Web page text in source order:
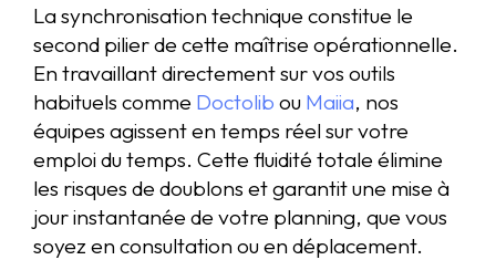
La synchronisation technique constitue le
second pilier de cette maîtrise opérationnelle.
En travaillant directement sur vos outils
habituels comme Doctolib ou Maiia, nos
équipes agissent en temps réel sur votre
emploi du temps. Cette fluidité totale élimine
les risques de doublons et garantit une mise à
jour instantanée de votre planning, que vous
soyez en consultation ou en déplacement.